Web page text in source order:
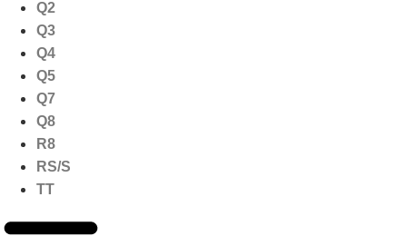
Q2
Q3
Q4
Q5
Q7
Q8
R8
RS/S
TT